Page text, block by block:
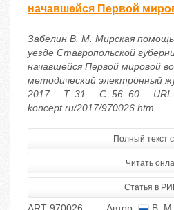
начавшейся Первой
Забелин В. М. Мирская
уезде Ставропольской
начавшейся Первой мировой
методический электронный
2017. – Т. 31. – С. 56–60. –
koncept.ru/2017/970026.htm
Полный текст
Читать
Статья в